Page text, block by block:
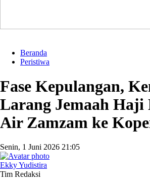
Beranda
Peristiwa
Fase Kepulangan,
Larang Jemaah Haji
Air Zamzam ke
Senin, 1 Juni 2026 21:05
Ekky Yudistira
Tim Redaksi